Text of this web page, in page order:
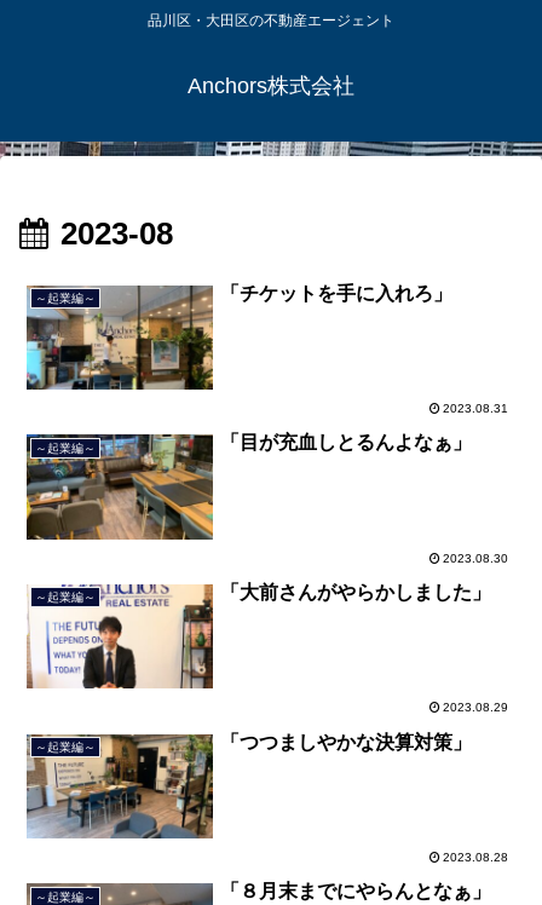
品川区・大田区の不動産エージェント
Anchors株式会社
2023-08
～起業編～ 「チケットを手に入れろ」
2023.08.31
～起業編～ 「目が充血しとるんよなぁ」
2023.08.30
～起業編～ 「大前さんがやらかしました」
2023.08.29
～起業編～ 「つつましやかな決算対策」
2023.08.28
～起業編～ 「８月末までにやらんとなぁ」